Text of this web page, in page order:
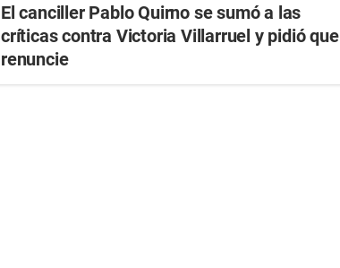
El canciller Pablo Quirno se sumó a las
críticas contra Victoria Villarruel y pidió que
renuncie